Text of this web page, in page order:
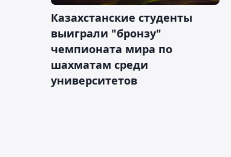
Казахстанские студенты
выиграли "бронзу"
чемпионата мира по
шахматам среди
университетов